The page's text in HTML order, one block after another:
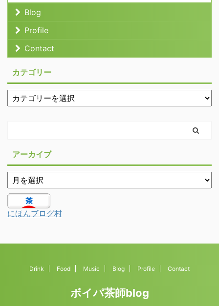
Blog
Profile
Contact
カテゴリー
アーカイブ
にほんブログ村
Drink Food Music Blog Profile Contact
ボイパ茶師blog